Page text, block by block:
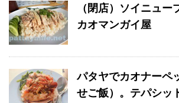
（閉店）ソイニュー
カオマンガイ屋
パタヤでカオナーペ
せご飯）。テパシッ